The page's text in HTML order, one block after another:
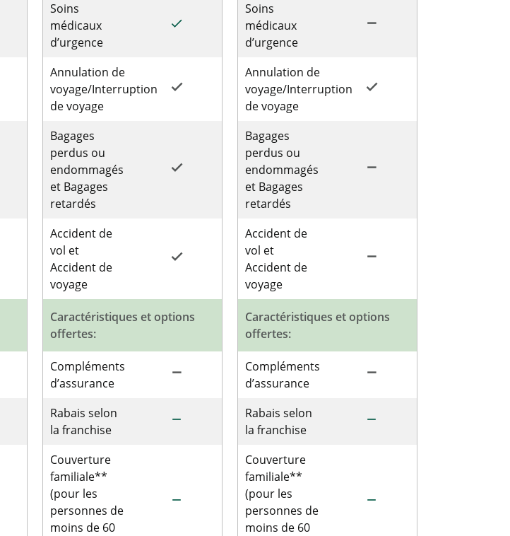
Soins
médicaux
d’urgence
done
Annulation de
voyage/Interruption
de voyage
done
Bagages
perdus ou
endommagés
et Bagages
retardés
done
Accident de
vol et
Accident de
voyage
done
Caractéristiques et options
offertes:
Compléments
d’assurance
remove
Rabais selon
la franchise
remove
Couverture
familiale**
(pour les
personnes de
moins de 60
remove
Soins
médicaux
d’urgence
remove
Annulation de
voyage/Interruption
de voyage
done
Bagages
perdus ou
endommagés
et Bagages
retardés
remove
Accident de
vol et
Accident de
voyage
remove
Caractéristiques et options
offertes:
Compléments
d’assurance
remove
Rabais selon
la franchise
remove
Couverture
familiale**
(pour les
personnes de
moins de 60
remove